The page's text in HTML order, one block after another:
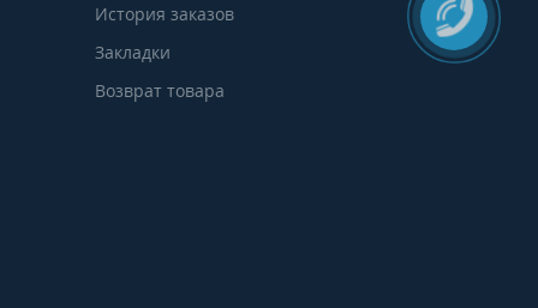
История заказов
Закладки
Возврат товара